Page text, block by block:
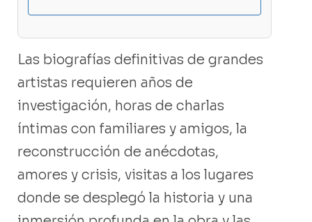
Las biografías definitivas de grandes
artistas requieren años de
investigación, horas de charlas
íntimas con familiares y amigos, la
reconstrucción de anécdotas,
amores y crisis, visitas a los lugares
donde se desplegó la historia y una